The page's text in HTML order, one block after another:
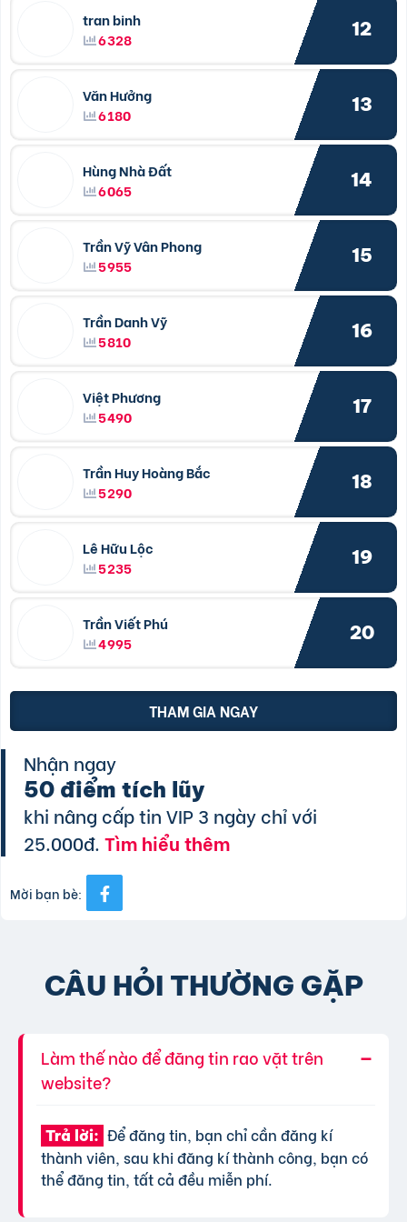
tran binh
6328
12
Văn Hưởng
6180
13
Hùng Nhà Đất
6065
14
Trần Vỹ Vân Phong
5955
15
Trần Danh Vỹ
5810
16
Việt Phương
5490
17
Trần Huy Hoàng Bắc
5290
18
Lê Hữu Lộc
5235
19
Trần Viết Phú
4995
20
THAM GIA NGAY
Nhận ngay
50 điểm tích lũy
khi nâng cấp tin VIP 3 ngày chỉ với
25.000đ.Tìm hiểu thêm
Mời bạn bè:
CÂU HỎI THƯỜNG GẶP
Làm thế nào để đăng tin rao vặt trên
website?
Trả lời: Để đăng tin, bạn chỉ cần đăng kí
thành viên, sau khi đăng kí thành công, bạn có
thể đăng tin, tất cả đều miễn phí.